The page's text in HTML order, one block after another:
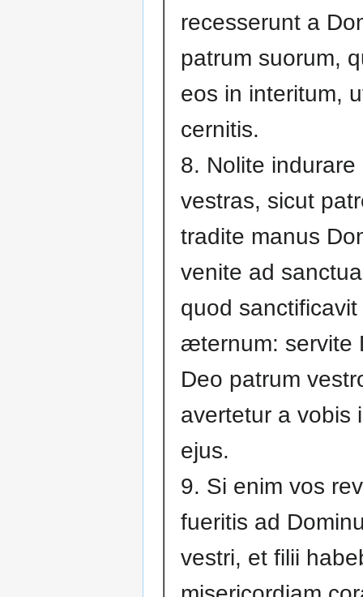
recesserunt a
patrum suorum,
eos in interitum,
cernitis.
8. Nolite indurare
vestras, sicut
tradite manus
venite ad
quod sanctificavit
æternum: servite
Deo patrum
avertetur a vobis
ejus.
9. Si enim vos
fueritis ad
vestri, et filii